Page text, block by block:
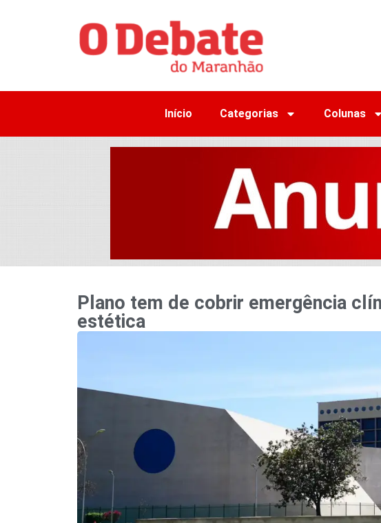
Início Categorias Colunas
Plano tem de cobrir emergência
estética